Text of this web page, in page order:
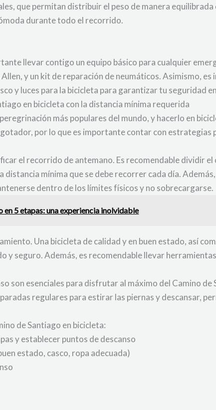
que permitan distribuir el peso de manera
durante todo el recorrido.
llevar contigo un equipo básico para cualquier
y un kit de reparación de neumáticos. Asimismo,
y luces para la bicicleta para garantizar tu seguridad
en bicicleta con la distancia mínima requerida
más populares del mundo, y hacerlo en
por lo que es importante contar con
el recorrido de antemano. Es recomendable dividir
distancia mínima que se debe recorrer cada día.
dentro de los límites físicos y no sobrecargarse.
en 5 etapas: una experiencia inolvidable
Una bicicleta de calidad y en buen estado, así
y seguro. Además, es recomendable llevar
son esenciales para disfrutar al máximo del Camino
regulares para estirar las piernas y descansar,
de Santiago en bicicleta:
y establecer puntos de descanso
estado, casco, ropa adecuada)